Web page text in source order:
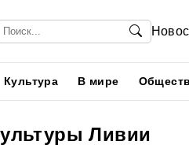
Культура В мире
Ливии